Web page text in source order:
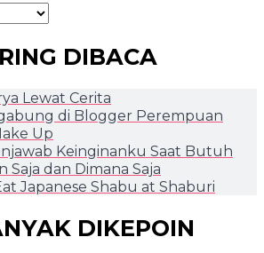
DIBACA
Lewat Cerita
di Blogger Perempuan
Up
Keinginanku Saat Butuh
Saja dan Dimana Saja
Japanese Shabu at Shaburi
DIKEPOIN